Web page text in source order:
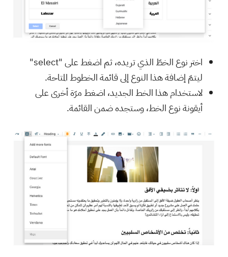
اختر نوع الخطّ الذي تريده، ثم اضغط على "select"
ليتمّ إضافة هذا النوع إلى قائمة الخطوط المتاحة.
لاستخدام هذا الخط الجديد، اضغط مرّة أخرى على
أيقونة نوع الخط، وستجده ضمن القائمة.